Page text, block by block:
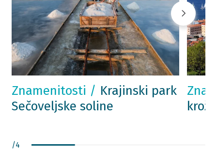
Znamenitosti / Krajinski park
Sečoveljske soline
/4